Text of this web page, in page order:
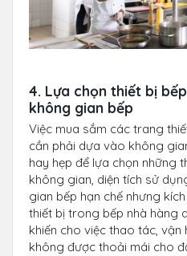
4. Lựa chọn thiết bị
không gian bếp
Việc mua sắm các trang
cần phải dựa vào không
hay hẹp để lựa chọn những
không gian, diện tích sử
gian bếp hạn chế nhưng
thiết bị trong bếp nhà hàng
khiến cho việc thao tác, vận
không được thoải mái cho